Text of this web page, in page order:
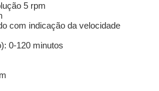
5 rpm
com indicação da velocidade
0-120 minutos